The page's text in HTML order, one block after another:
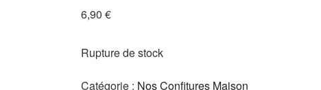
6,90€
Rupture de stock
Catégorie : Nos Confitures Maison